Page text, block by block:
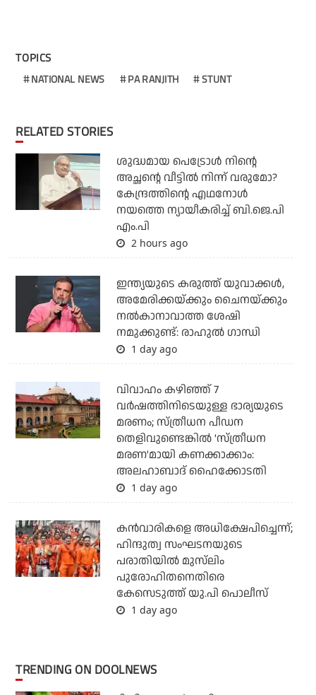
TOPICS
NATIONAL NEWS PA RANJITH STUNT
RELATED STORIES
ശുദ്ധമായ പെട്രോള്‍ നിന്റെ
അച്ഛന്റെ വീട്ടില്‍ നിന്ന് വരുമോ?
കേന്ദ്രത്തിന്റെ എഥനോള്‍
നയത്തെ ന്യായീകരിച്ച് ബി.ജെ.പി
എം.പി
2 hours ago
ഇന്ത്യയുടെ കരുത്ത് യുവാക്കള്‍,
അമേരിക്കയ്ക്കും ചൈനയ്ക്കും
നല്‍കാനാവാത്ത ശേഷി
നമുക്കുണ്ട്: രാഹുല്‍ ഗാന്ധി
1 day ago
വിവാഹം കഴിഞ്ഞ് 7
വര്‍ഷത്തിനിടെയുള്ള ഭാര്യയുടെ
മരണം; സ്ത്രീധന പീഡന
തെളിവുണ്ടെങ്കില്‍ 'സ്ത്രീധന
മരണ'മായി കണക്കാക്കാം:
അലഹാബാദ് ഹൈക്കോടതി
1 day ago
കന്‍വാരികളെ അധിക്ഷേപിച്ചെന്ന്;
ഹിന്ദുത്വ സംഘടനയുടെ
പരാതിയില്‍ മുസ്‌ലിം
പുരോഹിതനെതിരെ
കേസെടുത്ത് യു.പി പൊലീസ്
1 day ago
TRENDING ON DOOLNEWS